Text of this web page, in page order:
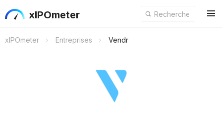
xIPOmeter
xIPOmeter Entreprises Vendr